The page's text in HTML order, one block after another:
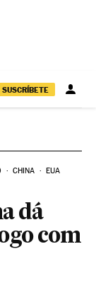
SUSCRÍBETE
CHINA EUA
dá
com